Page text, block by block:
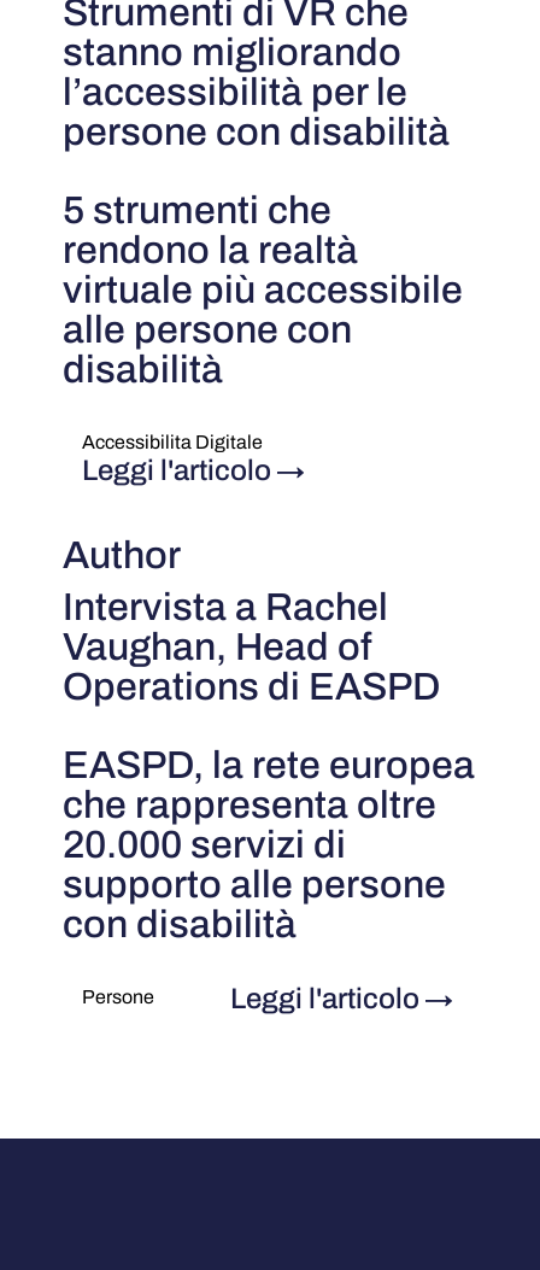
Strumenti di VR che
stanno migliorando
l’accessibilità per le
persone con disabilità
5 strumenti che
rendono la realtà
virtuale più accessibile
alle persone con
disabilità
Accessibilita Digitale
Leggi l'articolo →
Author
Intervista a Rachel
Vaughan, Head of
Operations di EASPD
EASPD, la rete europea
che rappresenta oltre
20.000 servizi di
supporto alle persone
con disabilità
Persone Leggi l'articolo →